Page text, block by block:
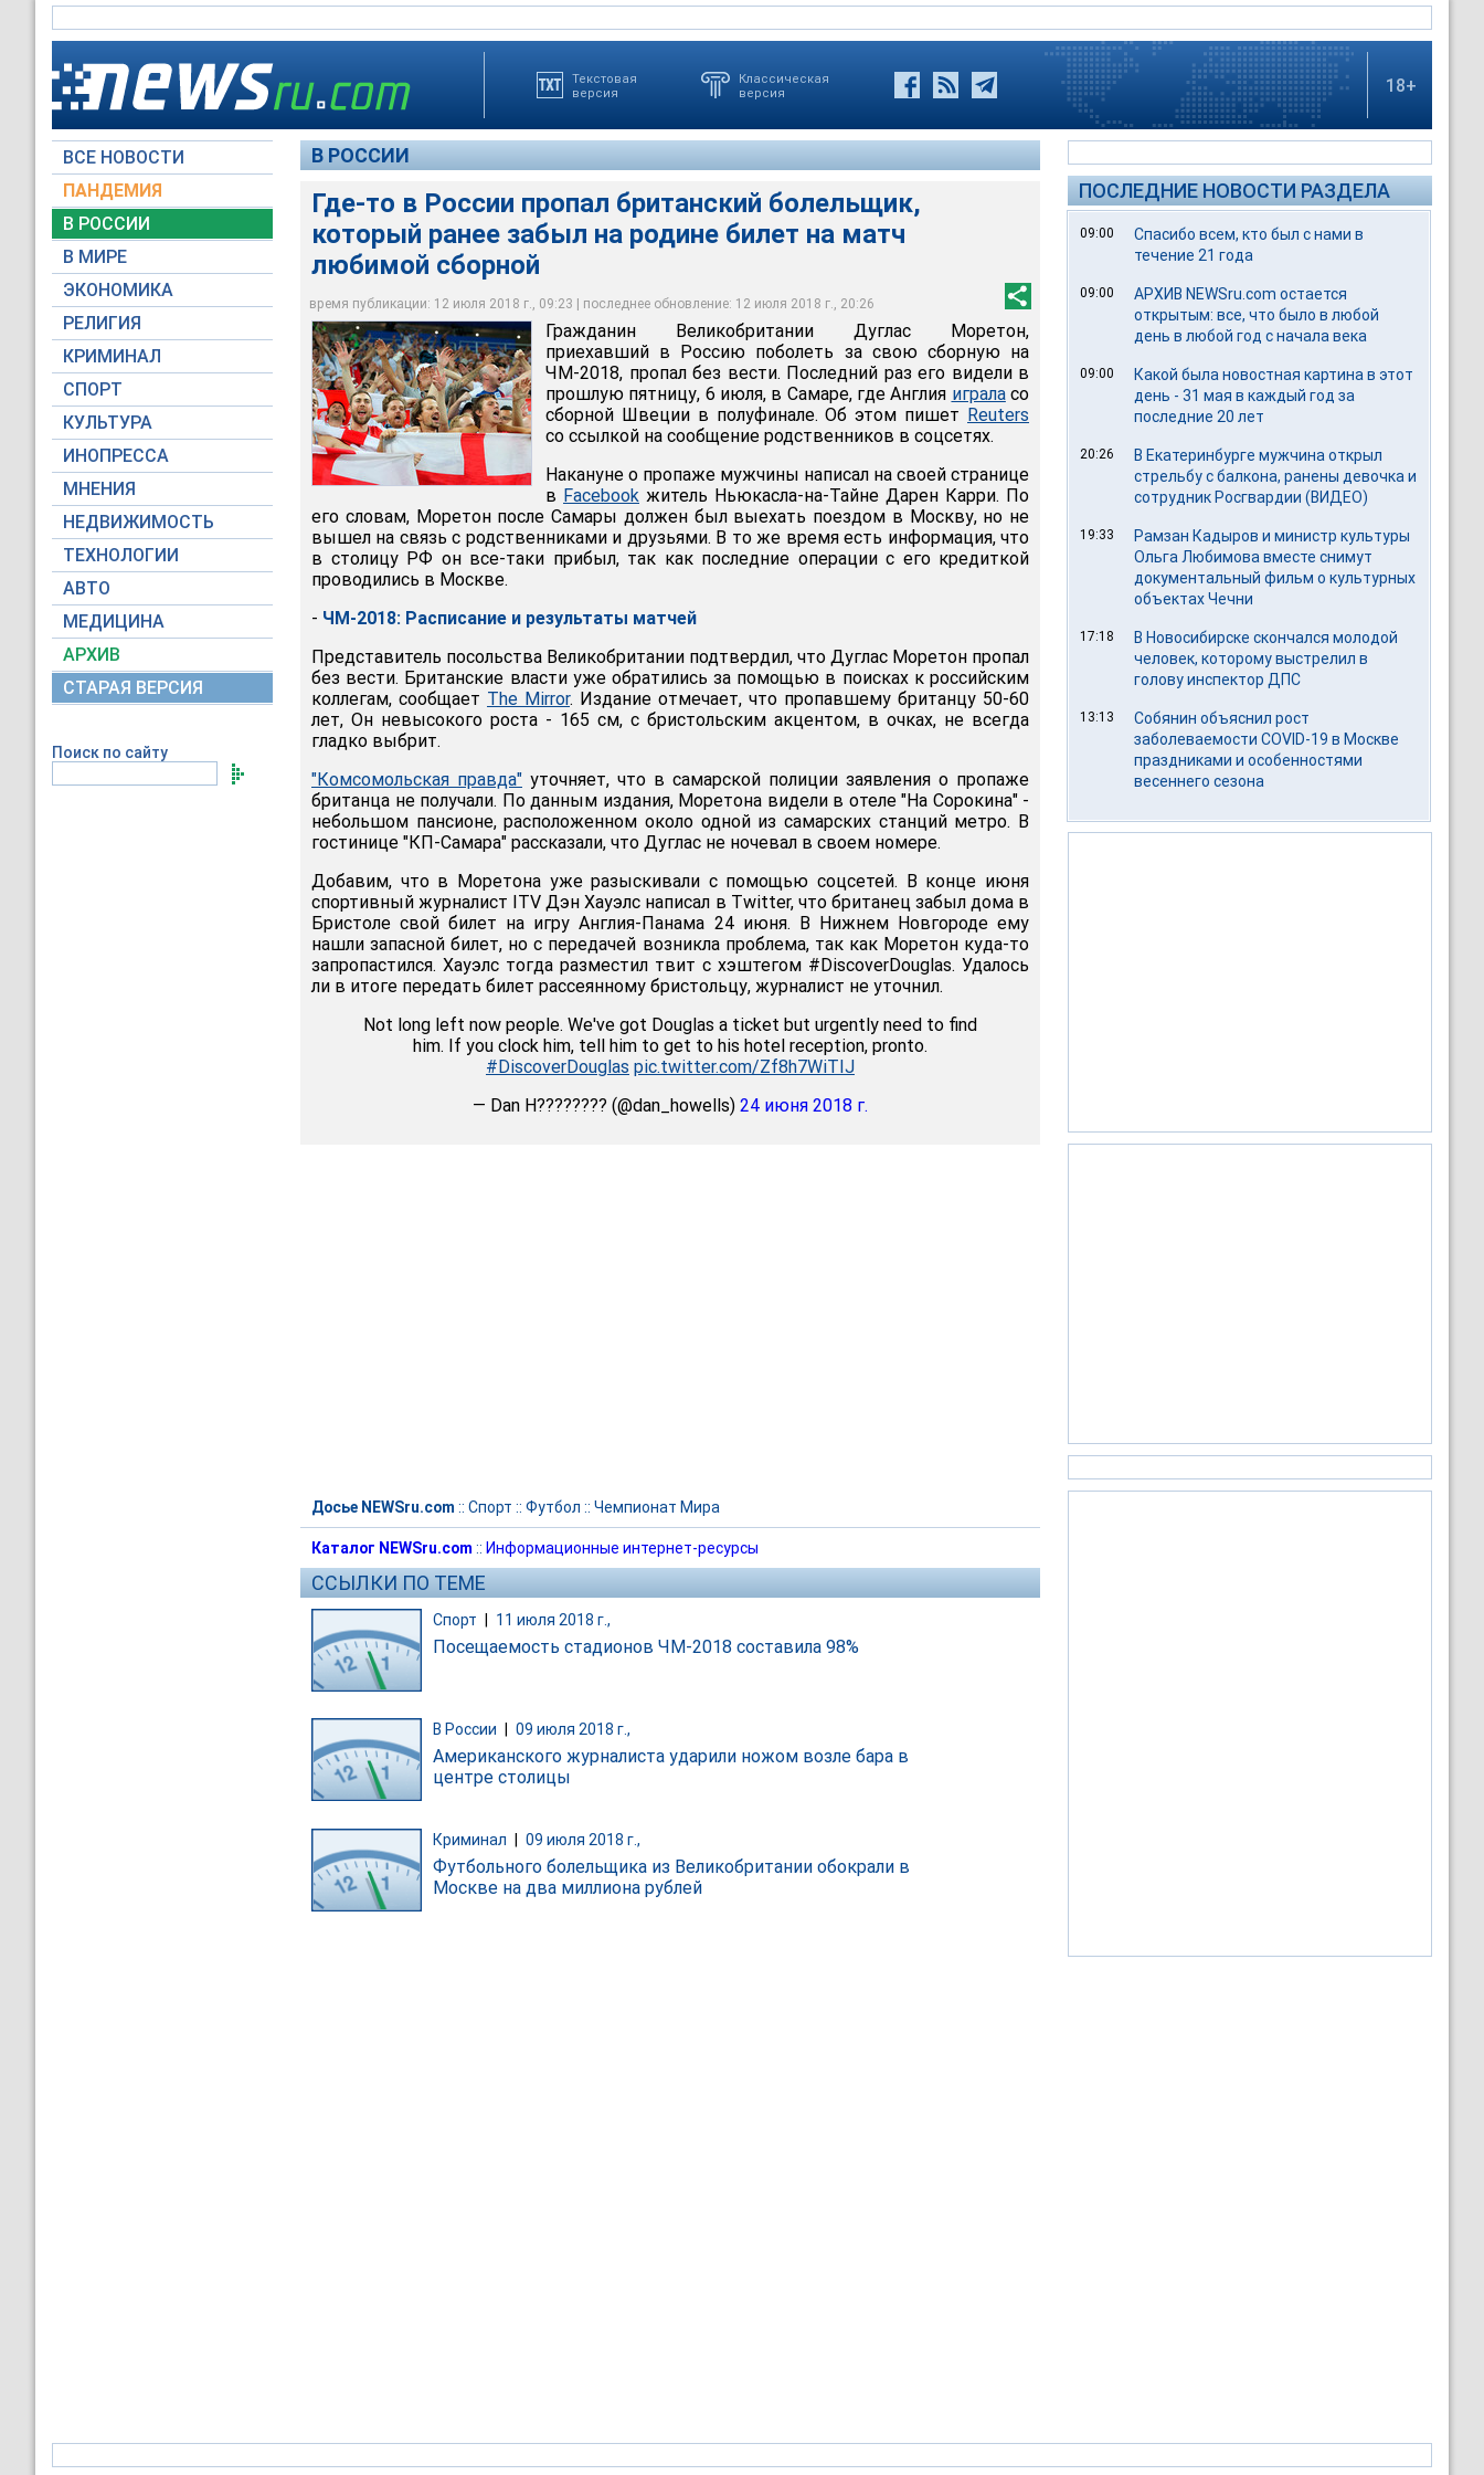
Текстовая
версия
Классическая
версия
18+
ВСЕ НОВОСТИ
ПАНДЕМИЯ
В РОССИИ
В МИРЕ
ЭКОНОМИКА
РЕЛИГИЯ
КРИМИНАЛ
СПОРТ
КУЛЬТУРА
ИНОПРЕССА
МНЕНИЯ
НЕДВИЖИМОСТЬ
ТЕХНОЛОГИИ
АВТО
МЕДИЦИНА
АРХИВ
СТАРАЯ ВЕРСИЯ
Поиск по сайту
В РОССИИ
Где-то в России пропал британский болельщик,
который ранее забыл на родине билет на матч
любимой сборной
время публикации: 12 июля 2018 г., 09:23 | последнее обновление: 12 июля 2018 г., 20:26
В России пропал британский болельщик, который ранее забыл на родине билет на
матч любимой сборной
Global Look Press
Гражданин Великобритании Дуглас Моретон,
приехавший в Россию поболеть за свою сборную на
ЧМ-2018, пропал без вести. Последний раз его видели в
прошлую пятницу, 6 июля, в Самаре, где Англия играласо
сборной Швеции в полуфинале. Об этом пишет Reuters
со ссылкой на сообщение родственников в соцсетях.
Накануне о пропаже мужчины написал на своей странице
в Facebook житель Ньюкасла-на-Тайне Дарен Карри. По
его словам, Моретон после Самары должен был выехать поездом в Москву, но не
вышел на связь с родственниками и друзьями. В то же время есть информация, что
в столицу РФ он все-таки прибыл, так как последние операции с его кредиткой
проводились в Москве.
- ЧМ-2018: Расписание и результаты матчей
Представитель посольства Великобритании подтвердил, что Дуглас Моретон пропал
без вести. Британские власти уже обратились за помощью в поисках к российским
коллегам, сообщает The Mirror. Издание отмечает, что пропавшему британцу 50-60
лет, Он невысокого роста - 165 см, с бристольским акцентом, в очках, не всегда
гладко выбрит.
"Комсомольская правда" уточняет, что в самарской полиции заявления о пропаже
британца не получали. По данным издания, Моретона видели в отеле "На Сорокина" -
небольшом пансионе, расположенном около одной из самарских станций метро. В
гостинице "КП-Самара" рассказали, что Дуглас не ночевал в своем номере.
Добавим, что в Моретона уже разыскивали с помощью соцсетей. В конце июня
спортивный журналист ITV Дэн Хауэлс написал в Twitter, что британец забыл дома в
Бристоле свой билет на игру Англия-Панама 24 июня. В Нижнем Новгороде ему
нашли запасной билет, но с передачей возникла проблема, так как Моретон куда-то
запропастился. Хауэлс тогда разместил твит с хэштегом #DiscoverDouglas. Удалось
ли в итоге передать билет рассеянному бристольцу, журналист не уточнил.
Not long left now people. We've got Douglas a ticket but urgently need to find
him. If you clock him, tell him to get to his hotel reception, pronto.
#DiscoverDouglas pic.twitter.com/Zf8h7WiTIJ
— Dan H???????? (@dan_howells) 24 июня 2018 г.
Досье NEWSru.com :: Спорт :: Футбол :: Чемпионат Мира
Каталог NEWSru.com :: Информационные интернет-ресурсы
ССЫЛКИ ПО ТЕМЕ
Спорт 11 июля 2018 г.,
Посещаемость стадионов ЧМ-2018 составила 98%
В России 09 июля 2018 г.,
Американского журналиста ударили ножом возле бара в
центре столицы
Криминал 09 июля 2018 г.,
Футбольного болельщика из Великобритании обокрали в
Москве на два миллиона рублей
ПОСЛЕДНИЕ НОВОСТИ РАЗДЕЛА
09:00
Спасибо всем, кто был с нами в
течение 21 года
09:00
АРХИВ NEWSru.com остается
открытым: все, что было в любой
день в любой год с начала века
09:00
Какой была новостная картина в этот
день - 31 мая в каждый год за
последние 20 лет
20:26
В Екатеринбурге мужчина открыл
стрельбу с балкона, ранены девочка и
сотрудник Росгвардии (ВИДЕО)
19:33
Рамзан Кадыров и министр культуры
Ольга Любимова вместе снимут
документальный фильм о культурных
объектах Чечни
17:18
В Новосибирске скончался молодой
человек, которому выстрелил в
голову инспектор ДПС
13:13
Собянин объяснил рост
заболеваемости COVID-19 в Москве
праздниками и особенностями
весеннего сезона